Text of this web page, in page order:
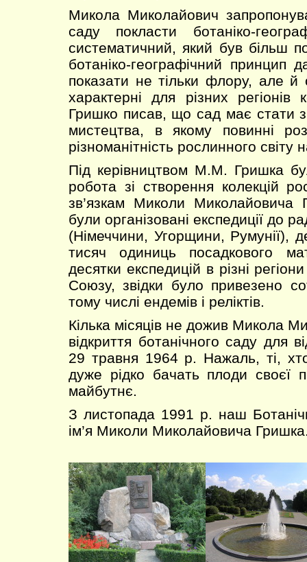
Микола Миколайович
саду покласти ботаніко-
систематичний, який був більш
ботаніко-географічний принцип
показати не тільки флору, але й
характерні для різних
Гришко писав, що сад має стати
мистецтва, в якому повинні
різноманітність рослинного світу
Під керівництвом М.М. Гришка
робота зі створення колекцій
зв’язкам Миколи
були організовані експедиції до
(Німеччини, Угорщини, Румунії),
тисяч одиниць посадкового
десятки експедицій в різні
Союзу, звідки було привезено
тому числі ендемів і реліктів.
Кілька місяців не дожив Микола
відкриття ботанічного саду для
29 травня 1964 р. Нажаль, ті,
дуже рідко бачать плоди своєї
майбутнє.
З листопада 1991 р. наш
ім’я Миколи Миколайовича